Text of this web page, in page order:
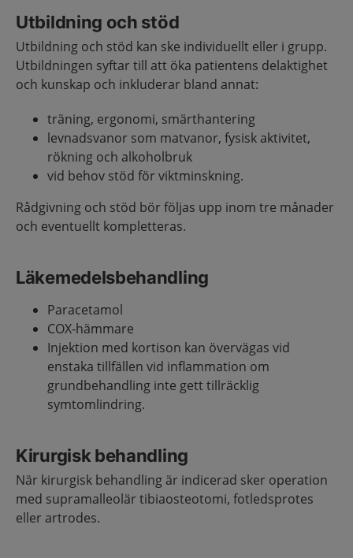
Utbildning och stöd
Utbildning och stöd kan ske individuellt eller i grupp.
Utbildningen syftar till att öka patientens delaktighet
och kunskap och inkluderar bland annat:
träning, ergonomi, smärthantering
levnadsvanor som matvanor, fysisk aktivitet,
rökning och alkoholbruk
vid behov stöd för viktminskning.
Rådgivning och stöd bör följas upp inom tre månader
och eventuellt kompletteras.
Läkemedelsbehandling
Paracetamol
COX-hämmare
Injektion med kortison kan övervägas vid
enstaka tillfällen vid inflammation om
grundbehandling inte gett tillräcklig
symtomlindring.
Kirurgisk behandling
När kirurgisk behandling är indicerad sker operation
med supramalleolär tibiaosteotomi, fotledsprotes
eller artrodes.